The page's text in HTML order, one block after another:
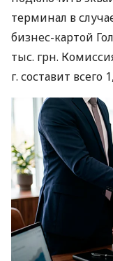
терминал в
бизнес-картой
тыс. грн.
г. составит всего